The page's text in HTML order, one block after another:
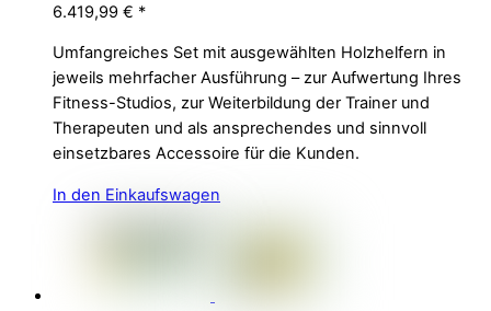
6.419,99 € *
Umfangreiches Set mit ausgewählten Holzhelfern in
jeweils mehrfacher Ausführung – zur Aufwertung Ihres
Fitness-Studios, zur Weiterbildung der Trainer und
Therapeuten und als ansprechendes und sinnvoll
einsetzbares Accessoire für die Kunden.
In den Einkaufswagen